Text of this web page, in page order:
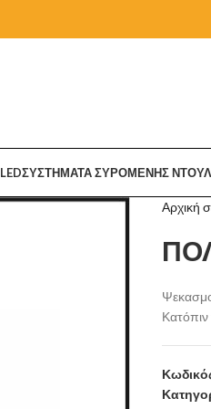
ΣΥΣΤΗΜΑΤΑ ΣΥΡΟΜΕΝΗΣ
Αρχική